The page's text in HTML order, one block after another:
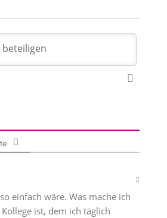
einfach wäre. Was mache ich
ist, dem ich täglich